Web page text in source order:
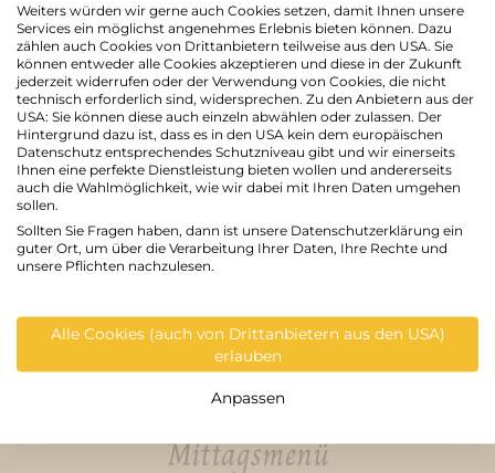
AUSZEIT!
Liebe Gäste, von Sonntag 26. Juli bis
Dienstag 11. August machen wir eine kurze
Verschnaufpause. Ab Mittwoch 12. August
sind wir wieder voller Energie und freuen
uns darauf, euch mit unseren
Gastfreundschaft zu verwöhnen.
Weiterlesen
Mittagsmenü
Weiters würden wir gerne auch Cookies setzen, damit Ihnen unsere
Services ein möglichst angenehmes Erlebnis bieten können. Dazu
zählen auch Cookies von Drittanbietern teilweise aus den USA. Sie
können entweder alle Cookies akzeptieren und diese in der Zukunft
jederzeit widerrufen oder der Verwendung von Cookies, die nicht
technisch erforderlich sind, widersprechen. Zu den Anbietern aus der
USA: Sie können diese auch einzeln abwählen oder zulassen. Der
Hintergrund dazu ist, dass es in den USA kein dem europäischen
Datenschutz entsprechendes Schutzniveau gibt und wir einerseits
Ihnen eine perfekte Dienstleistung bieten wollen und andererseits
auch die Wahlmöglichkeit, wie wir dabei mit Ihren Daten umgehen
sollen.
Sollten Sie Fragen haben, dann ist unsere Datenschutzerklärung ein
guter Ort, um über die Verarbeitung Ihrer Daten, Ihre Rechte und
unsere Pflichten nachzulesen.
Alle Cookies (auch von Drittanbietern aus den USA)
erlauben
Anpassen